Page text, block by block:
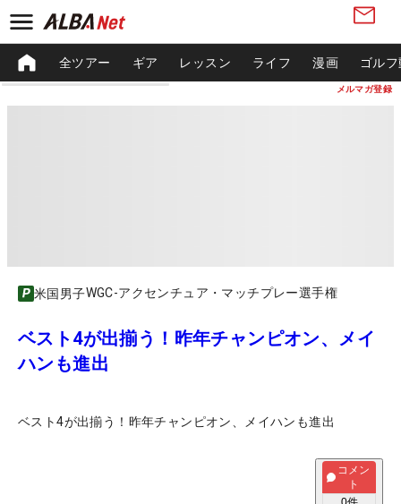
メルマガ登録
全ツアー ギア レッスン ライフ 漫画 ゴル
米国男子WGC-アクセンチュア・マッチプレー選手権
ベスト4が出揃う！昨年チャンピオン、メイ
ハンも進出
ベスト4が出揃う！昨年チャンピオン、メイハンも進出
コメン
ト